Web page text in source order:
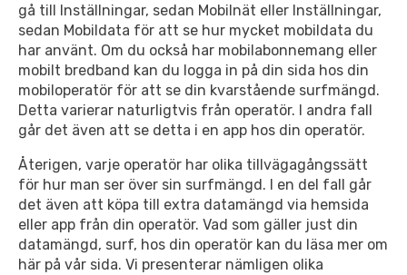
gå till Inställningar, sedan Mobilnät eller Inställningar,
sedan Mobildata för att se hur mycket mobildata du
har använt. Om du också har mobilabonnemang eller
mobilt bredband kan du logga in på din sida hos din
mobiloperatör för att se din kvarstående surfmängd.
Detta varierar naturligtvis från operatör. I andra fall
går det även att se detta i en app hos din operatör.
Återigen, varje operatör har olika tillvägagångssätt
för hur man ser över sin surfmängd. I en del fall går
det även att köpa till extra datamängd via hemsida
eller app från din operatör. Vad som gäller just din
datamängd, surf, hos din operatör kan du läsa mer om
här på vår sida. Vi presenterar nämligen olika